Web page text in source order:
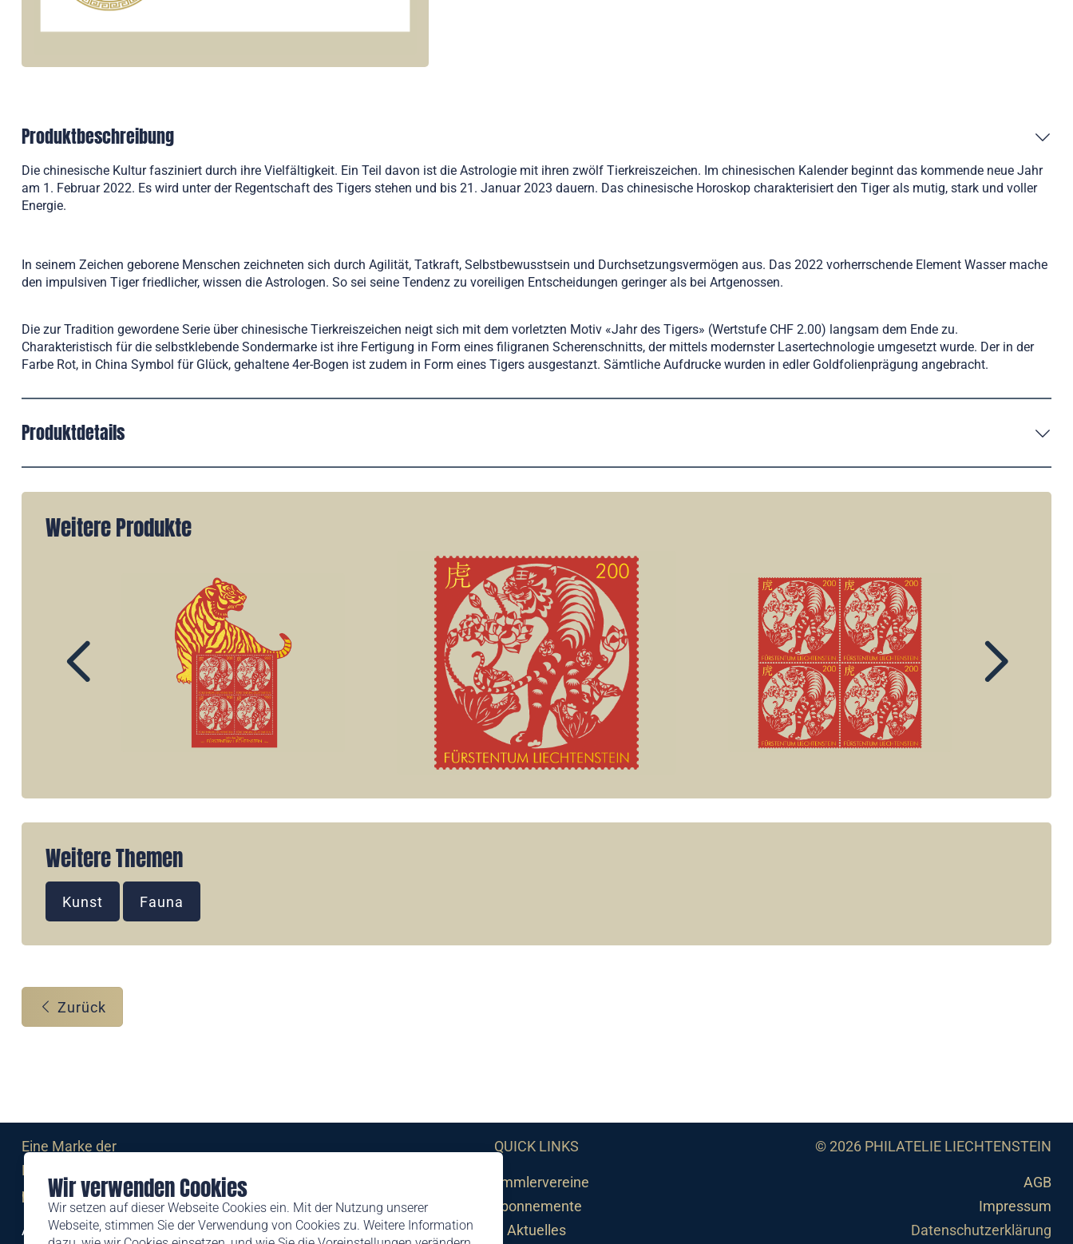
Wir verwenden Cookies
Wir setzen auf dieser Webseite Cookies ein. Mit der Nutzung unserer
Webseite, stimmen Sie der Verwendung von Cookies zu. Weitere Information
Produktbeschreibung
Die chinesische Kultur fasziniert durch ihre Vielfältigkeit. Ein Teil davon ist die Astrologie mit ihren zwölf Tierkreiszeichen. Im chinesischen Kalender beginnt das kommende neue Jahr
am 1. Februar 2022. Es wird unter der Regentschaft des Tigers stehen und bis 21. Januar 2023 dauern. Das chinesische Horoskop charakterisiert den Tiger als mutig, stark und voller
Energie.
In seinem Zeichen geborene Menschen zeichneten sich durch Agilität, Tatkraft, Selbstbewusstsein und Durchsetzungsvermögen aus. Das 2022 vorherrschende Element Wasser mache
den impulsiven Tiger friedlicher, wissen die Astrologen. So sei seine Tendenz zu voreiligen Entscheidungen geringer als bei Artgenossen.
Die zur Tradition gewordene Serie über chinesische Tierkreiszeichen neigt sich mit dem vorletzten Motiv «Jahr des Tigers» (Wertstufe CHF 2.00) langsam dem Ende zu.
Charakteristisch für die selbstklebende Sondermarke ist ihre Fertigung in Form eines filigranen Scherenschnitts, der mittels modernster Lasertechnologie umgesetzt wurde. Der in der
Farbe Rot, in China Symbol für Glück, gehaltene 4er-Bogen ist zudem in Form eines Tigers ausgestanzt. Sämtliche Aufdrucke wurden in edler Goldfolienprägung angebracht.
Produktdetails
Weitere Produkte
Weitere Themen
Kunst Fauna
Zurück
Eine Marke der
Liechtensteinischen Post AG
post.li
Alte Zollstrasse 11
QUICK LINKS
Sammlervereine
Abonnemente
Aktuelles
© 2026 PHILATELIE LIECHTENSTEIN
AGB
Impressum
Datenschutzerklärung